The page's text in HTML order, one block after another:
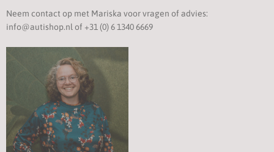
Neem contact op met Mariska voor vragen of advies:
info@autishop.nl of +31 (0) 6 1340 6669